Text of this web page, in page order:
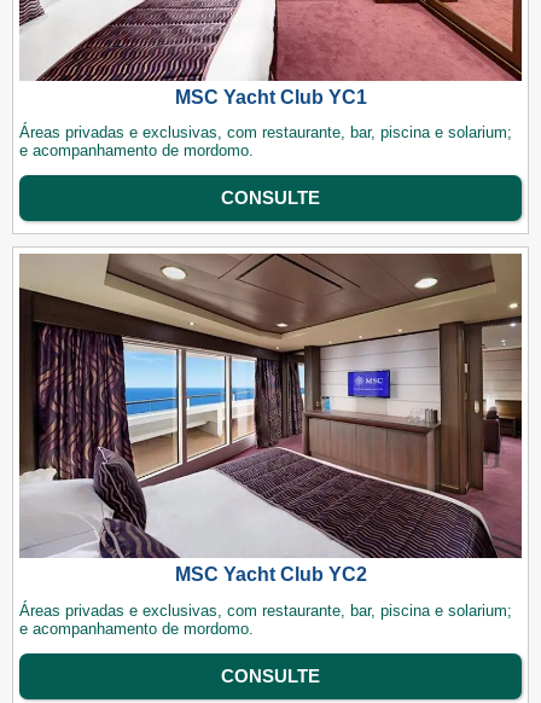
MSC Yacht Club YC1
Áreas privadas e exclusivas, com restaurante, bar, piscina e solarium;
e acompanhamento de mordomo.
CONSULTE
MSC Yacht Club YC2
Áreas privadas e exclusivas, com restaurante, bar, piscina e solarium;
e acompanhamento de mordomo.
CONSULTE